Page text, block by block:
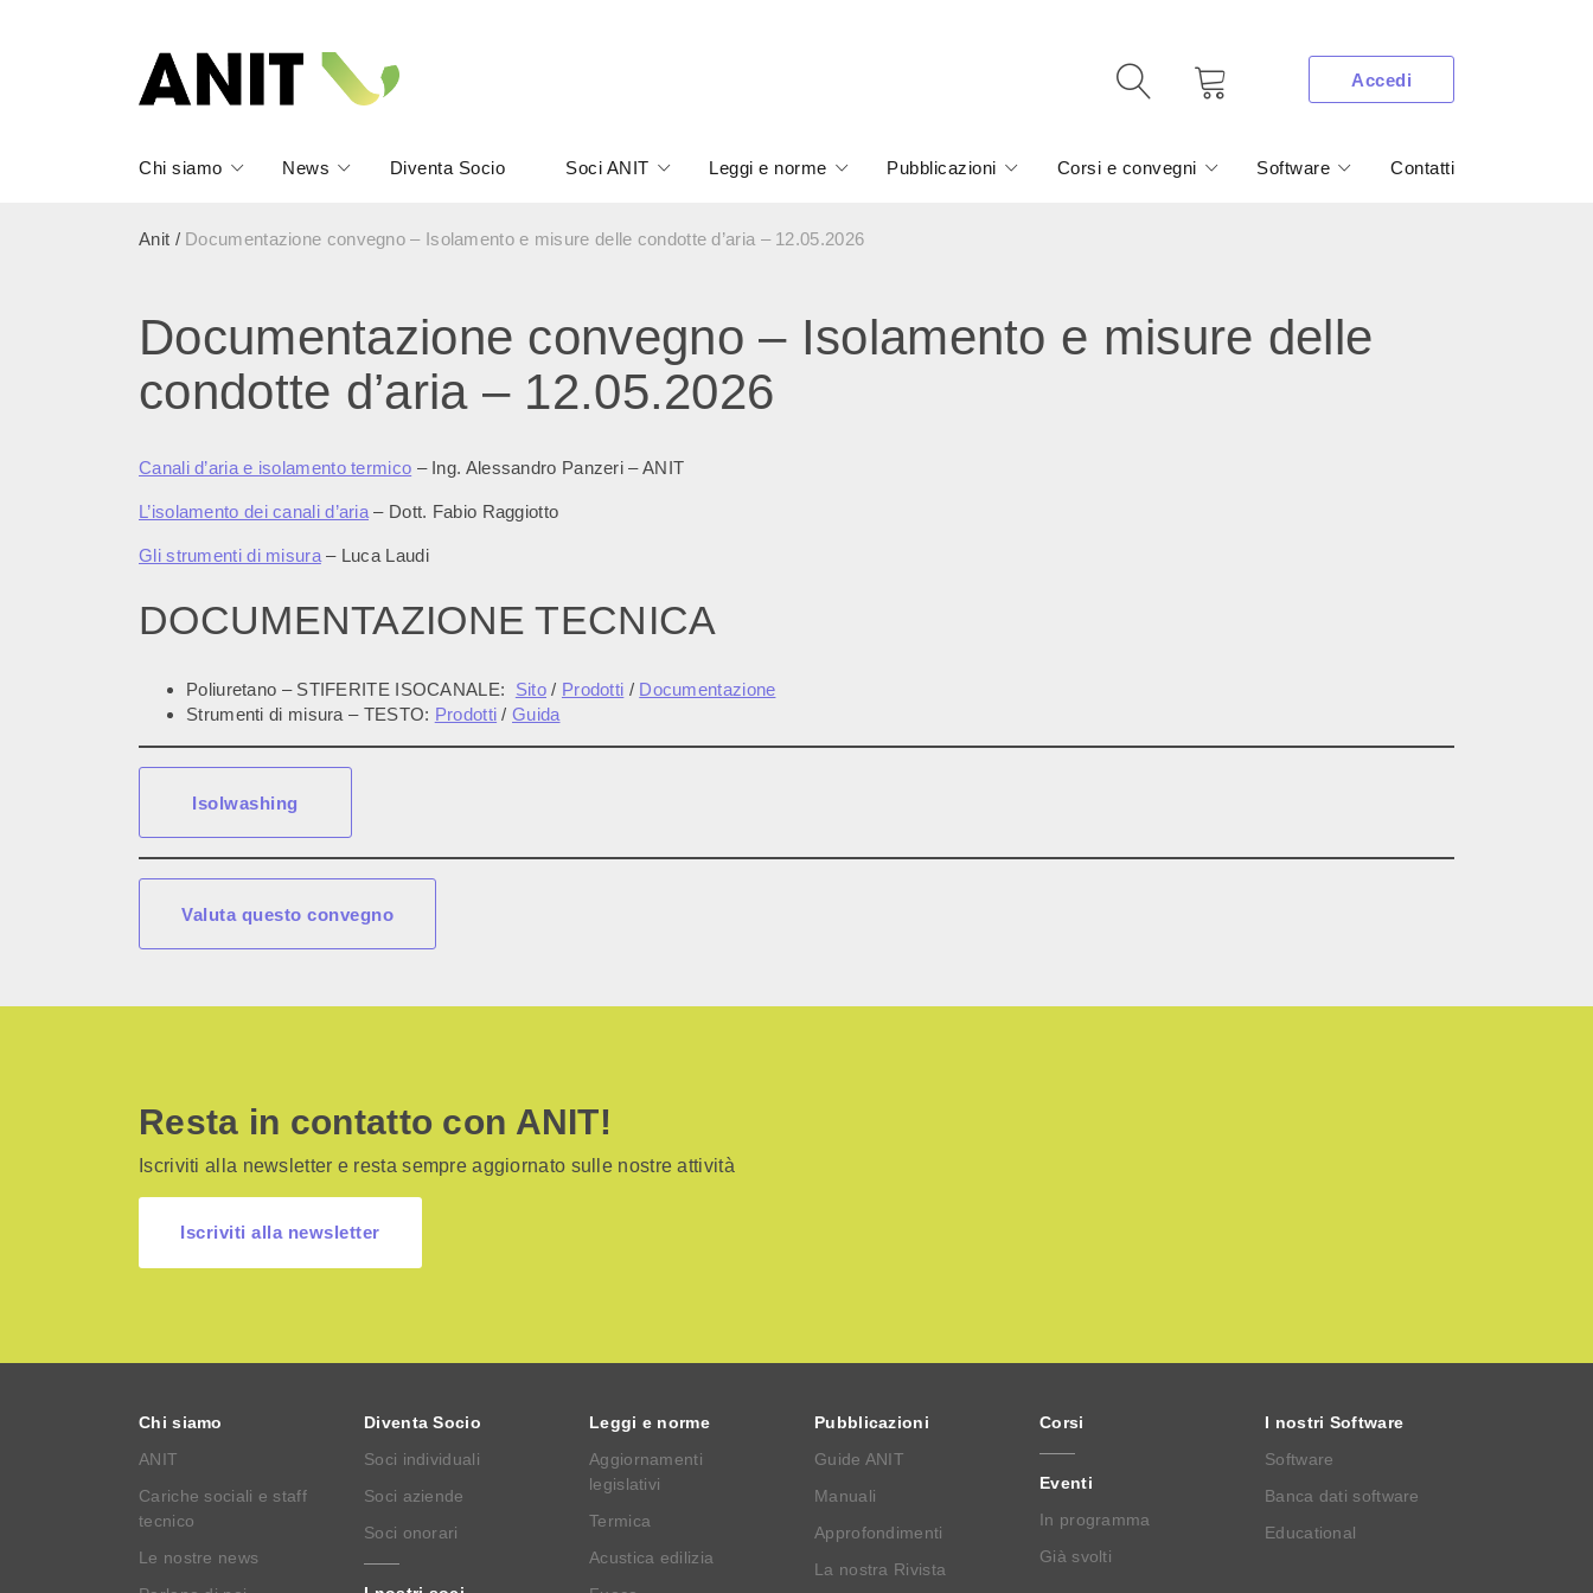
Accedi
Chi siamo News Diventa Socio Soci ANIT Leggi e norme Pubblicazioni Corsi e convegni Software Contatti
Anit / Documentazione convegno – Isolamento e misure delle condotte d’aria – 12.05.2026
Documentazione convegno – Isolamento e misure delle
condotte d’aria – 12.05.2026
Canali d’aria e isolamento termico – Ing. Alessandro Panzeri – ANIT
L’isolamento dei canali d’aria – Dott. Fabio Raggiotto
Gli strumenti di misura– Luca Laudi
DOCUMENTAZIONE TECNICA
Poliuretano – STIFERITE ISOCANALE: Sito / Prodotti / Documentazione
Strumenti di misura – TESTO: Prodotti /Guida
Isolwashing
Valuta questo convegno
Resta in contatto con ANIT!
Iscriviti alla newsletter e resta sempre aggiornato sulle nostre attività
Iscriviti alla newsletter
Chi siamo
ANIT
Cariche sociali e staff
tecnico
Le nostre news
Diventa Socio
Soci individuali
Soci aziende
Soci onorari
Leggi e norme
Aggiornamenti
legislativi
Termica
Acustica edilizia
Pubblicazioni
Guide ANIT
Manuali
Approfondimenti
La nostra Rivista
Corsi
Eventi
In programma
Già svolti
I nostri Software
Software
Banca dati software
Educational